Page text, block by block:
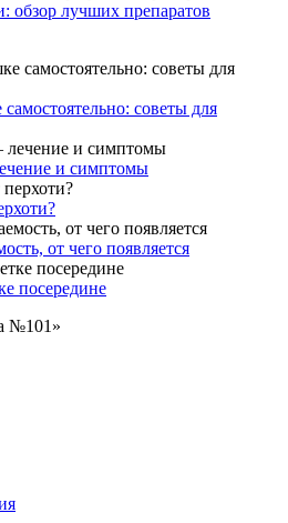
обзор лучших препаратов
советы для
и симптомы
от чего появляется
посередине
№101»